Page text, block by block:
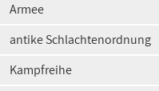
Armee
antike Schlachtenordnung
Kampfreihe